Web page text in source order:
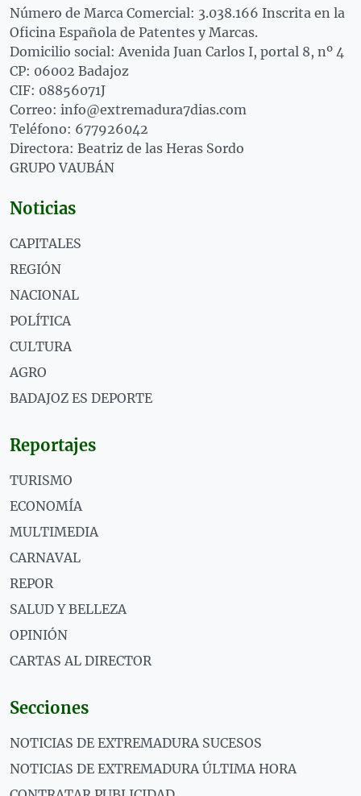
Número de Marca Comercial: 3.038.166 Inscrita en la
Oficina Española de Patentes y Marcas.
Domicilio social: Avenida Juan Carlos I, portal 8, nº 4
CP: 06002 Badajoz
CIF: 08856071J
Correo: info@extremadura7dias.com
Teléfono: 677926042
Directora: Beatriz de las Heras Sordo
GRUPO VAUBÁN
Noticias
CAPITALES
REGIÓN
NACIONAL
POLÍTICA
CULTURA
AGRO
BADAJOZ ES DEPORTE
Reportajes
TURISMO
ECONOMÍA
MULTIMEDIA
CARNAVAL
REPOR
SALUD Y BELLEZA
OPINIÓN
CARTAS AL DIRECTOR
Secciones
NOTICIAS DE EXTREMADURA SUCESOS
NOTICIAS DE EXTREMADURA ÚLTIMA HORA